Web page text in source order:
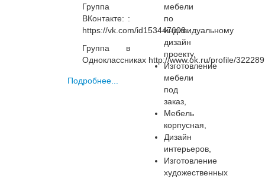
Группа
ВКонтакте: :
https://vk.com/id153447608
Группа в
Одноклассниках http://www.ok.ru/profile/
Подробнее...
мебели
по
индивидуальному
дизайн
проекту,
Изготовление
мебели
под
заказ,
Мебель
корпусная,
Дизайн
интерьеров,
Изготовление
художественных